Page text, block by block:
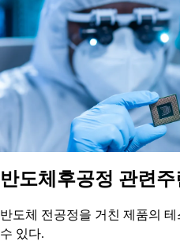
반도체후공정 관련주
반도체 전공정을 거친 제품의
수 있다.